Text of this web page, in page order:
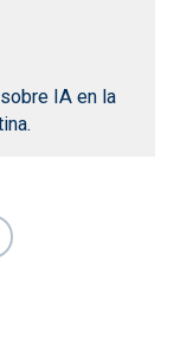
IA en la